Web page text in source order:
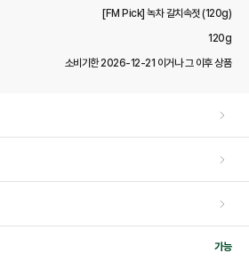
[FM Pick] 녹차 갈치속젓 (120g)
120g
소비기한 2026-12-21 이거나 그 이후 상품
가능